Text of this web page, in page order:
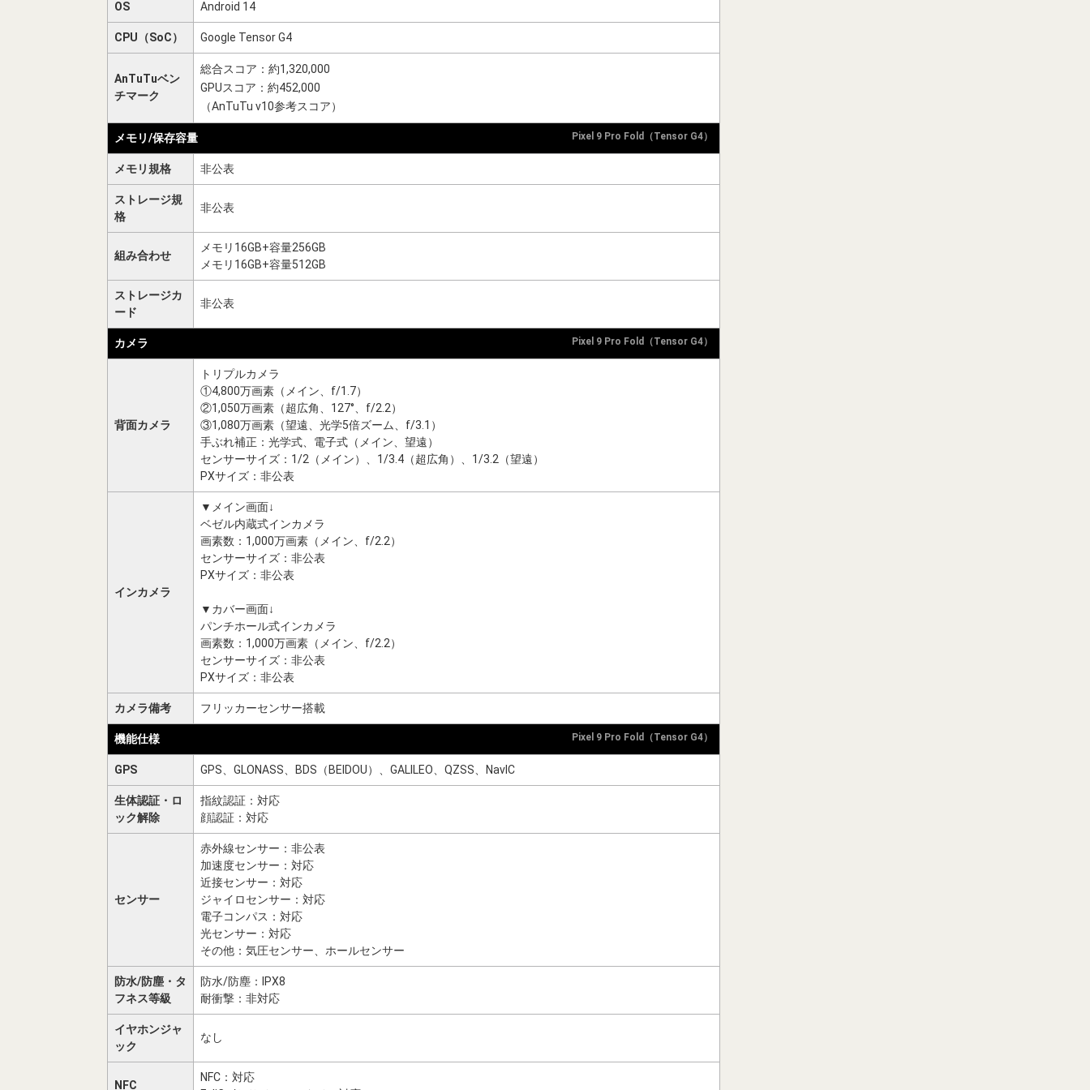
OS Android 14
CPU（SoC） Google Tensor G4
AnTuTuベン
チマーク
総合スコア：約1,320,000
GPUスコア：約452,000
（AnTuTu v10参考スコア）
メモリ/保存容量 Pixel 9 Pro Fold（Tensor G4）
メモリ規格 非公表
ストレージ規
格
非公表
組み合わせ
メモリ16GB+容量256GB
メモリ16GB+容量512GB
ストレージカ
ード
非公表
カメラ Pixel 9 Pro Fold（Tensor G4）
背面カメラ
トリプルカメラ
①4,800万画素（メイン、f/1.7）
②1,050万画素（超広角、127°、f/2.2）
③1,080万画素（望遠、光学5倍ズーム、f/3.1）
手ぶれ補正：光学式、電子式（メイン、望遠）
センサーサイズ：1/2（メイン）、1/3.4（超広角）、1/3.2（望遠）
PXサイズ：非公表
インカメラ
▼メイン画面↓
ベゼル内蔵式インカメラ
画素数：1,000万画素（メイン、f/2.2）
センサーサイズ：非公表
PXサイズ：非公表
▼カバー画面↓
パンチホール式インカメラ
画素数：1,000万画素（メイン、f/2.2）
センサーサイズ：非公表
PXサイズ：非公表
カメラ備考 フリッカーセンサー搭載
機能仕様 Pixel 9 Pro Fold（Tensor G4）
GPS GPS、GLONASS、BDS（BEIDOU）、GALILEO、QZSS、NavIC
生体認証・ロ
ック解除
指紋認証：対応
顔認証：対応
センサー
赤外線センサー：非公表
加速度センサー：対応
近接センサー：対応
ジャイロセンサー：対応
電子コンパス：対応
光センサー：対応
その他：気圧センサー、ホールセンサー
防水/防塵・タ
フネス等級
防水/防塵：IPX8
耐衝撃：非対応
イヤホンジャ
ック
なし
NFC
NFC：対応